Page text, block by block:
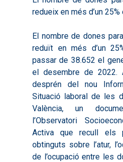
redueix en més d’un
El nombre de dones
reduït en més d’un
passar de 38.652 el
el desembre de
desprén del nou
Situació laboral de les
València, un
l’Observatori
Activa que recull els
obtinguts sobre l’atur,
de l’ocupació entre les